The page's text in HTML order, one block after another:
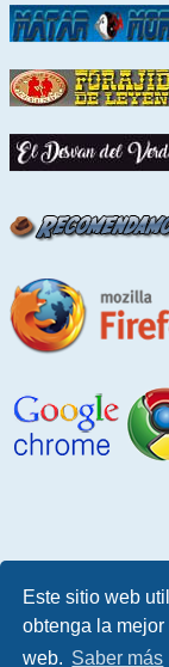
Este sitio web
obtenga la
web. Saber más